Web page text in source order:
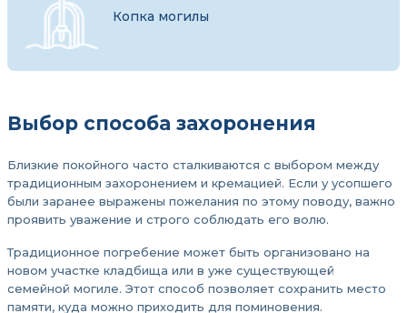
Копка могилы
Выбор способа захоронения
Близкие покойного часто сталкиваются с выбором между
традиционным захоронением и кремацией. Если у усопшего
были заранее выражены пожелания по этому поводу, важно
проявить уважение и строго соблюдать его волю.
Традиционное погребение может быть организовано на
новом участке кладбища или в уже существующей
семейной могиле. Этот способ позволяет сохранить место
памяти, куда можно приходить для поминовения.